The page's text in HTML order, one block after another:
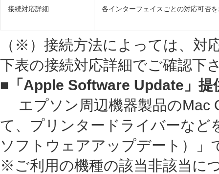
接続対応詳細 各インターフェイスごとの対応可否
（※）接続方法によっては、対
下表の接続対応詳細でご確認下
■「Apple Software Update」提
エプソン周辺機器製品のMac
て、プリンタードライバーなど
ソフトウェアアップデート）
※ご利用の機種の該当非該当に